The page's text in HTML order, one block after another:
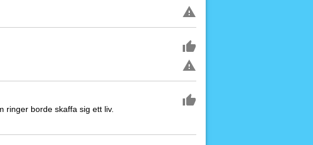
ringer borde skaffa sig ett liv.